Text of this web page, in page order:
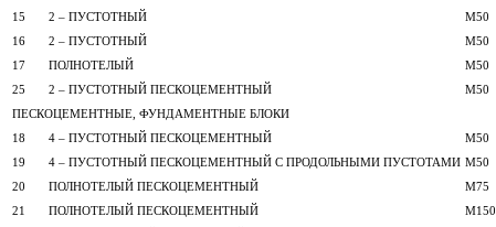
15
2 – ПУСТОТНЫЙ М50
16
2 – ПУСТОТНЫЙ М50
17
ПОЛНОТЕЛЫЙ М50
25
2 – ПУСТОТНЫЙ ПЕСКОЦЕМЕНТНЫЙ М50
ПЕСКОЦЕМЕНТНЫЕ, ФУНДАМЕНТНЫЕ БЛОКИ
18
4 – ПУСТОТНЫЙ ПЕСКОЦЕМЕНТНЫЙ М50
19
4 – ПУСТОТНЫЙ ПЕСКОЦЕМЕНТНЫЙ С ПРОДОЛЬНЫМИ ПУСТОТАМИ М50
20
ПОЛНОТЕЛЫЙ ПЕСКОЦЕМЕНТНЫЙ М75
21
ПОЛНОТЕЛЫЙ ПЕСКОЦЕМЕНТНЫЙ М150